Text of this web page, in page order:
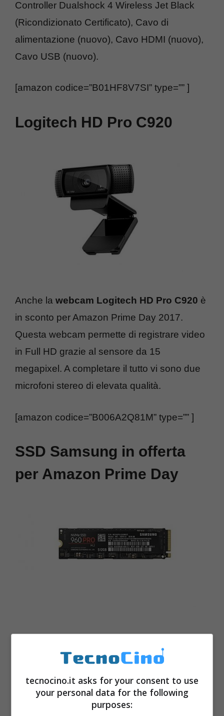
Controller Dualshock 4 Wireless Jet Black
(Ricondizionato Certificato), Cavo di
alimentazione (nuovo), Cavo HDMI (nuovo),
Cavo USB (nuovo).
[amazon codice=”B01HF8V7SI” type=”” ]
Logitech HD Pro C920
Anche la webcam Logitech HD Pro C920 è
in sconto per Amazon Prime Day 2017.
Questa webcam permette di registrare video
in Full HD grazie al sensore da 15
megapixel. A completare il tutto vi sono due
microfoni stereo di elevata qualità.
[amazon codice=”B006A2Q81M” type=”” ]
SSD Samsung in offerta
per Amazon Prime Day
tecnocino.it asks for your consent to use
your personal data for the following
purposes: